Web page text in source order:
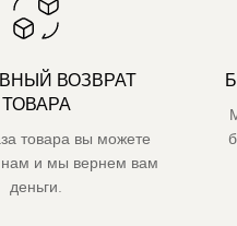
ВОЗВРАТ
ТОВАРА
товара вы можете
нам и мы вернем вам
деньги.